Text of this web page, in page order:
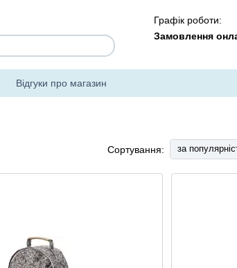
Графік роботи:
Замовлення
Відгуки про магазин
Сортування: за